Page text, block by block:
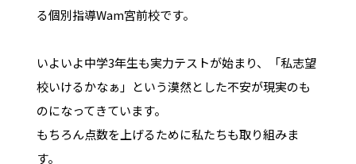
る個別指導Wam宮前校です。
いよいよ中学3年生も実力テストが始まり、「私志望
校いけるかなぁ」という漠然とした不安が現実のも
のになってきています。
もちろん点数を上げるために私たちも取り組みま
す。